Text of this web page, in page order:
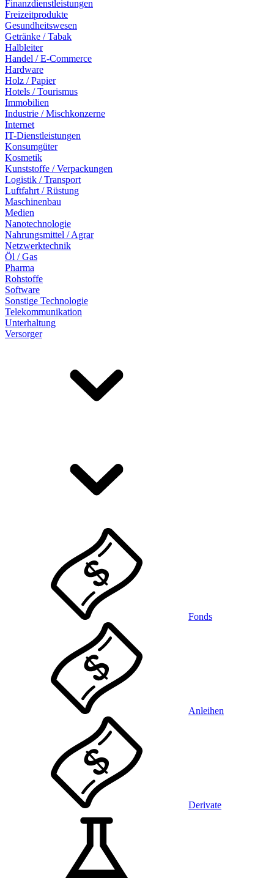
Finanzdienstleistungen
Freizeitprodukte
Gesundheitswesen
Getränke / Tabak
Halbleiter
Handel / E-Commerce
Hardware
Holz / Papier
Hotels / Tourismus
Immobilien
Industrie / Mischkonzerne
Internet
IT-Dienstleistungen
Konsumgüter
Kosmetik
Kunststoffe / Verpackungen
Logistik / Transport
Luftfahrt / Rüstung
Maschinenbau
Medien
Nanotechnologie
Nahrungsmittel / Agrar
Netzwerktechnik
Öl / Gas
Pharma
Rohstoffe
Software
Sonstige Technologie
Telekommunikation
Unterhaltung
Versorger
Fonds
Anleihen
Derivate